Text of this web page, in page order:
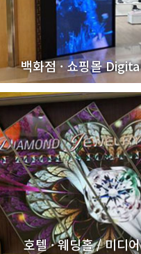
백화점 · 쇼핑몰
호텔 · 웨딩홀 / 미디